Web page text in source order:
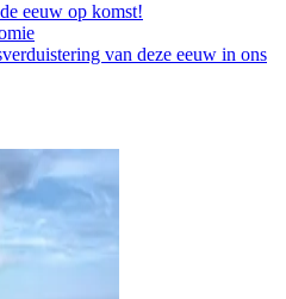
eeuw op komst!
van deze eeuw in ons